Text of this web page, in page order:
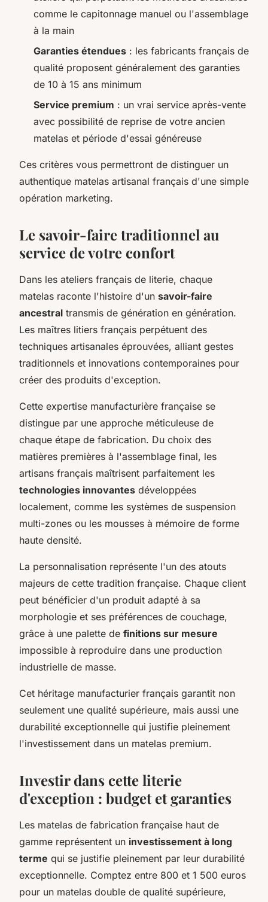
comme le capitonnage manuel ou l'assemblage
à la main
Garanties étendues : les fabricants français de
qualité proposent généralement des garanties
de 10 à 15 ans minimum
Service premium : un vrai service après-vente
avec possibilité de reprise de votre ancien
matelas et période d'essai généreuse
Ces critères vous permettront de distinguer un
authentique matelas artisanal français d'une simple
opération marketing.
Le savoir-faire traditionnel au
service de votre confort
Dans les ateliers français de literie, chaque
matelas raconte l'histoire d'un savoir-faire
ancestral transmis de génération en génération.
Les maîtres litiers français perpétuent des
techniques artisanales éprouvées, alliant gestes
traditionnels et innovations contemporaines pour
créer des produits d'exception.
Cette expertise manufacturière française se
distingue par une approche méticuleuse de
chaque étape de fabrication. Du choix des
matières premières à l'assemblage final, les
artisans français maîtrisent parfaitement les
technologies innovantes développées
localement, comme les systèmes de suspension
multi-zones ou les mousses à mémoire de forme
haute densité.
La personnalisation représente l'un des atouts
majeurs de cette tradition française. Chaque client
peut bénéficier d'un produit adapté à sa
morphologie et ses préférences de couchage,
grâce à une palette de finitions sur mesure
impossible à reproduire dans une production
industrielle de masse.
Cet héritage manufacturier français garantit non
seulement une qualité supérieure, mais aussi une
durabilité exceptionnelle qui justifie pleinement
l'investissement dans un matelas premium.
Investir dans cette literie
d'exception : budget et garanties
Les matelas de fabrication française haut de
gamme représentent un investissement à long
terme qui se justifie pleinement par leur durabilité
exceptionnelle. Comptez entre 800 et 1 500 euros
pour un matelas double de qualité supérieure,